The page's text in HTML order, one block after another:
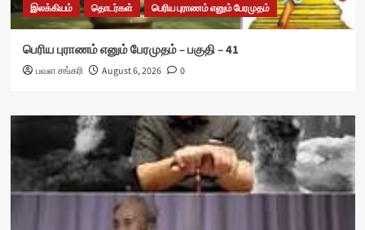
இலக்கியம் தொடர்கள் பெரிய புராணம் எனும் பேரமுதம்
பெரிய புராணம் எனும் பேரமுதம் – பகுதி – 41
பவள சங்கரி August 6, 2026 0